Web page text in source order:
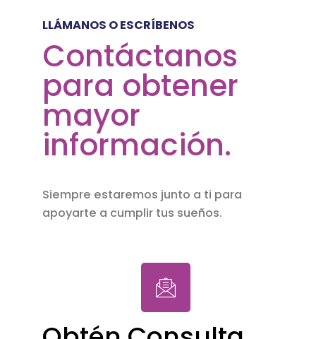
LLÁMANOS O ESCRÍBENOS
Contáctanos
para obtener
mayor
información.
Siempre estaremos junto a ti para
apoyarte a cumplir tus sueños.